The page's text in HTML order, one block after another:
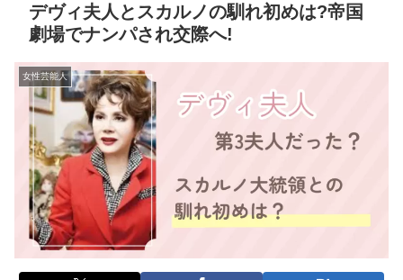
デヴィ夫人とスカルノの馴れ初めは?帝国
劇場でナンパされ交際へ!
女性芸能人